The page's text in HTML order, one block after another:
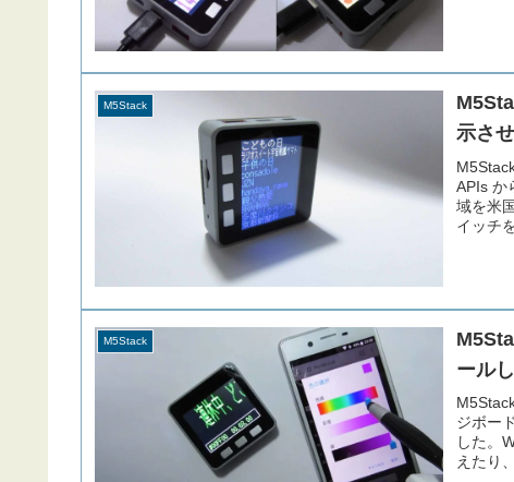
M5Stack
示さ
APIs か
域を米
イッチ
M5Stack
ール
ジボー
した。
えたり